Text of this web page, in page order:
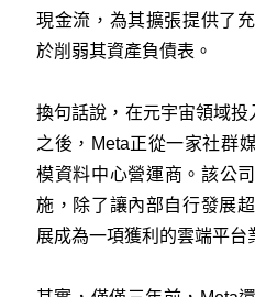
現金流，為其擴張提供了
於削弱其資產負債表。
換句話說，在元宇宙領域
之後，Meta正從一家社群
模資料中心營運商。該公
施，除了讓內部自行發展
展成為一項獲利的雲端平台